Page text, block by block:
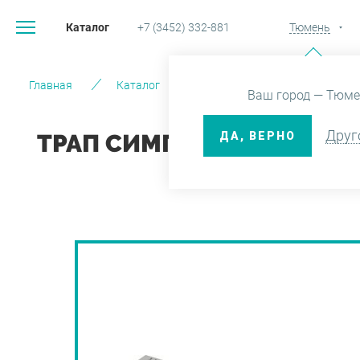
Каталог +7 (3452) 332-881 Тюмень
Ваш город —
ДА, ВЕРНО
Главная Каталог
ТРАП СИМПЛ L 550 ММ С